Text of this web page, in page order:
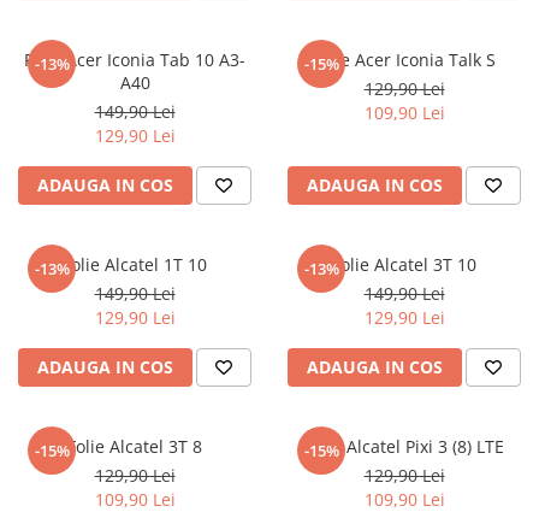
Coolpad
Cubot
Doogee
Energizer
Gionee
Haier
HP
HTC
Icemobile
Dolphin
Doogee
GAOMON
Honor
Huawei
Icemobile
Infinix
Lenovo
Mini
Opel
Volvo
Infinity
Isuzu
Jaguar
Lamborghini
Lexus
Mazda
Mercedes-Benz
Mini Cooper
Mitsubishi
Olympus
Panasonic
Sony
LG
Motorola
OnePlus
Realme
Skmei
The iHealth
vivo
Samsung
-13%
Folie Acer Iconia Tab 10 A3-
A40
149,90 Lei
129,90 Lei
ADAUGA IN COS
-15%
Folie Acer Iconia Talk S
129,90 Lei
109,90 Lei
ADAUGA IN COS
-13%Folie Alcatel 1T 10
149,90 Lei
129,90 Lei
ADAUGA IN COS
-13%Folie Alcatel 3T 10
149,90 Lei
129,90 Lei
ADAUGA IN COS
-15%Folie Alcatel 3T 8
129,90 Lei
109,90 Lei
-15%
Folie Alcatel Pixi 3 (8) LTE
129,90 Lei
109,90 Lei